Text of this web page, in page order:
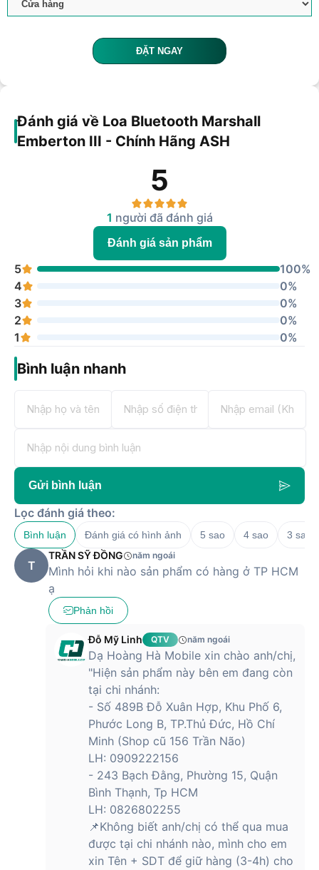
ĐẶT NGAY
Đánh giá về Loa Bluetooth Marshall
Emberton III - Chính Hãng ASH
5
1 người đã đánh giá
Đánh giá sản phẩm
5
100%
4
0%
3
0%
2
0%
1
0%
Bình luận nhanh
Gửi bình luận
Lọc đánh giá theo:
Bình luận Đánh giá có hình ảnh 5 sao 4 sao 3 sao
T
TRẦN SỸ ĐỒNG năm ngoái
Mình hỏi khi nào sản phẩm có hàng ở TP HCM
ạ
Phản hồi
Đỗ Mỹ Linh QTV năm ngoái
Dạ Hoàng Hà Mobile xin chào anh/chị,
"Hiện sản phẩm này bên em đang còn
tại chi nhánh:
- Số 489B Đỗ Xuân Hợp, Khu Phố 6,
Phước Long B, TP.Thủ Đức, Hồ Chí
Minh (Shop cũ 156 Trần Não)
LH: 0909222156
- 243 Bạch Đằng, Phường 15, Quận
Bình Thạnh, Tp HCM
LH: 0826802255
📌Không biết anh/chị có thể qua mua
được tại chi nhánh nào, mình cho em
xin Tên + SDT để giữ hàng (3-4h) cho